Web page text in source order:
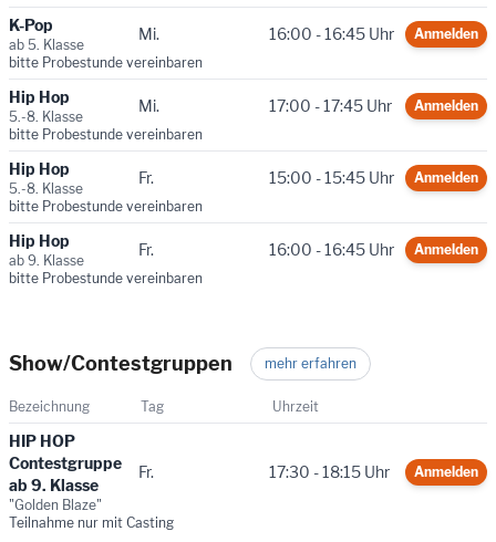
K-Pop
ab 5. Klasse
Mi. 16:00 - 16:45 Uhr
Anmelden
bitte Probestunde vereinbaren
Hip Hop
5.-8. Klasse
Mi. 17:00 - 17:45 Uhr
Anmelden
bitte Probestunde vereinbaren
Hip Hop
5.-8. Klasse
Fr. 15:00 - 15:45 Uhr
Anmelden
bitte Probestunde vereinbaren
Hip Hop
ab 9. Klasse
Fr. 16:00 - 16:45 Uhr
Anmelden
bitte Probestunde vereinbaren
Show/Contestgruppen mehr erfahren
Bezeichnung Tag Uhrzeit
HIP HOP
Contestgruppe
ab 9. Klasse
"Golden Blaze"
Fr. 17:30 - 18:15 Uhr Anmelden
Teilnahme nur mit Casting